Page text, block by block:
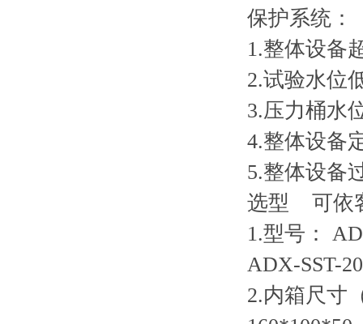
保护系统
1.整体设备
2.试验水位
3.压力桶水
4.整体设备
5.整体设备
选型 可依
1.型号：
ADX-SST-
2.内箱尺